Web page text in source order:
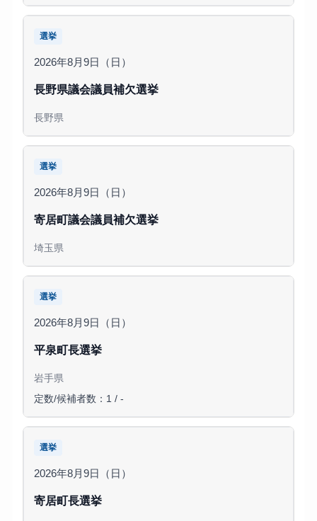
選挙
2026年8月9日（日）
長野県議会議員補欠選挙
長野県
選挙
2026年8月9日（日）
寄居町議会議員補欠選挙
埼玉県
選挙
2026年8月9日（日）
平泉町長選挙
岩手県
定数/候補者数：1 / -
選挙
2026年8月9日（日）
寄居町長選挙